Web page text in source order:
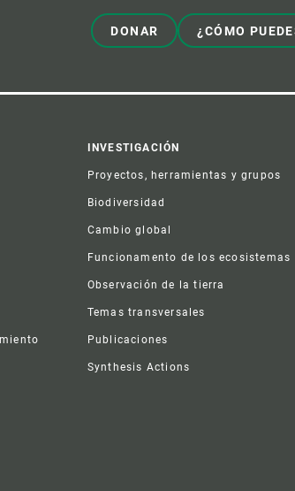
DONAR ¿CÓMO
INVESTIGACIÓN
Proyectos, herramientas y grupos
Biodiversidad
Cambio global
Funcionamento de los ecosistemas
Observación de la tierra
Temas transversales
Publicaciones
Synthesis Actions